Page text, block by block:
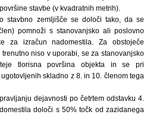
stavbe (v kvadratnih metrih).
stavbno zemljišče se določi tako, da se
pomnoži s stanovanjsko ali poslovno
za izračun nadomestila. Za obstoječe
niso v uporabi, se za stanovanjsko
tlorisna površina objekta in se pri
skladno z 8. in 10. členom tega
dejavnosti po četrtem odstavku 4.
določi s 50% točk od zazidanega